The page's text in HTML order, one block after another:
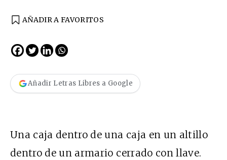
AÑADIR A FAVORITOS
Añadir Letras Libres a Google
Una caja dentro de una caja en un altillo
dentro de un armario cerrado con llave.